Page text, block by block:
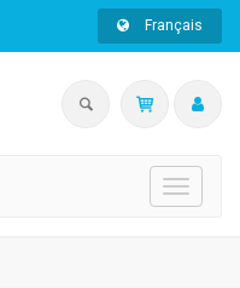
Français
Toggle